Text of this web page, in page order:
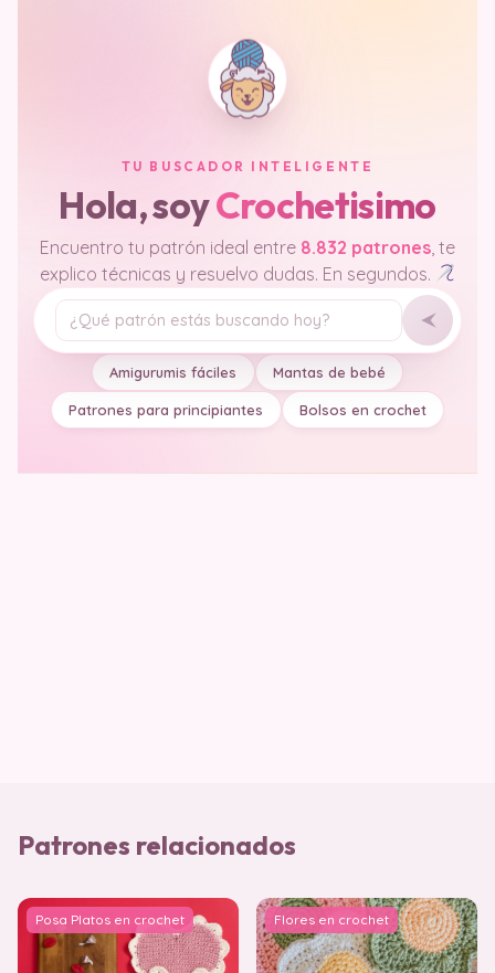
TU BUSCADOR INTELIGENTE
Hola, soyCrochetisimo
Encuentro tu patrón ideal entre 8.832 patrones , te
explico técnicas y resuelvo dudas. En segundos.
Tu pregunta
Amigurumis fáciles Mantas de bebé
Patrones para principiantes Bolsos en crochet
Patrones relacionados
Posa Platos en crochet Flores en crochet